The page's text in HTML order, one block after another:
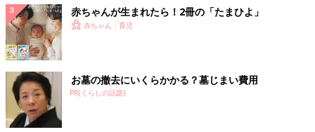
赤ちゃんが生まれたら！2冊の「たまひよ」
赤ちゃん・育児
お墓の撤去にいくらかかる？墓じまい費用
PR(くらしの話題)